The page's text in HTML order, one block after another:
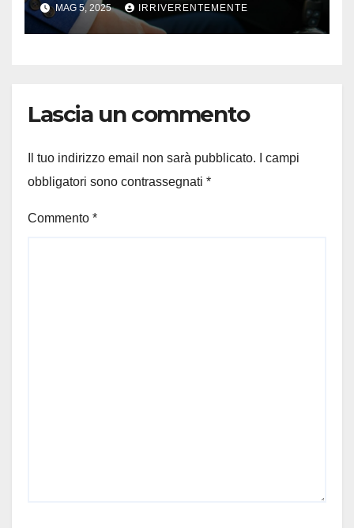
“rallentamento” nelle
pubblicazioni. Ecco perché
MAG 5, 2025 IRRIVERENTEMENTE
Lascia un commento
Il tuo indirizzo email non sarà pubblicato.
I campi
obbligatori sono contrassegnati *
Commento *